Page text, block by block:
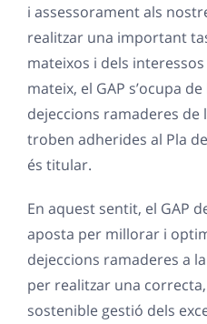
i assessorament als
realitzar una important
mateixos i dels
mateix, el GAP s’ocupa
dejeccions ramaderes de
troben adherides al Pla
és titular.
En aquest sentit, el GAP
aposta per millorar i
dejeccions ramaderes a
per realitzar una
sostenible gestió dels